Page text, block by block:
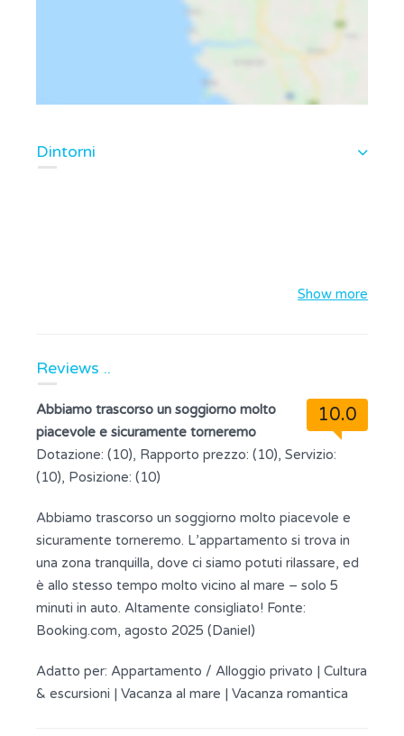
Dintorni
Show more
Reviews ..
10.0
Abbiamo trascorso un soggiorno molto
piacevole e sicuramente torneremo
Dotazione: (10), Rapporto prezzo: (10), Servizio:
(10), Posizione: (10)
Abbiamo trascorso un soggiorno molto piacevole e
sicuramente torneremo. L’appartamento si trova in
una zona tranquilla, dove ci siamo potuti rilassare, ed
è allo stesso tempo molto vicino al mare – solo 5
minuti in auto. Altamente consigliato! Fonte:
Booking.com, agosto 2025 (Daniel)
Adatto per: Appartamento / Alloggio privato | Cultura
& escursioni | Vacanza al mare | Vacanza romantica